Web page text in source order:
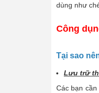
dùng như
Công
Tại sao
Lưu trữ
Các bạn